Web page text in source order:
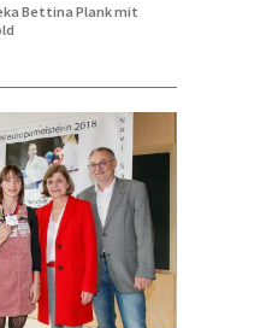
Bettina Plank mit